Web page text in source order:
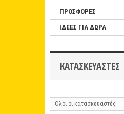
ΠΡΟΣΦΟΡΕΣ
ΙΔΕΕΣ ΓΙΑ ΔΩΡΑ
ΚΑΤΑΣΚΕΥΑΣΤΈΣ
Όλοι οι κατασκευαστές